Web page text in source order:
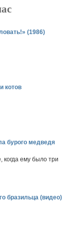
(1986)
котов
бурого медведя
когда ему было три
бразильца (видео)